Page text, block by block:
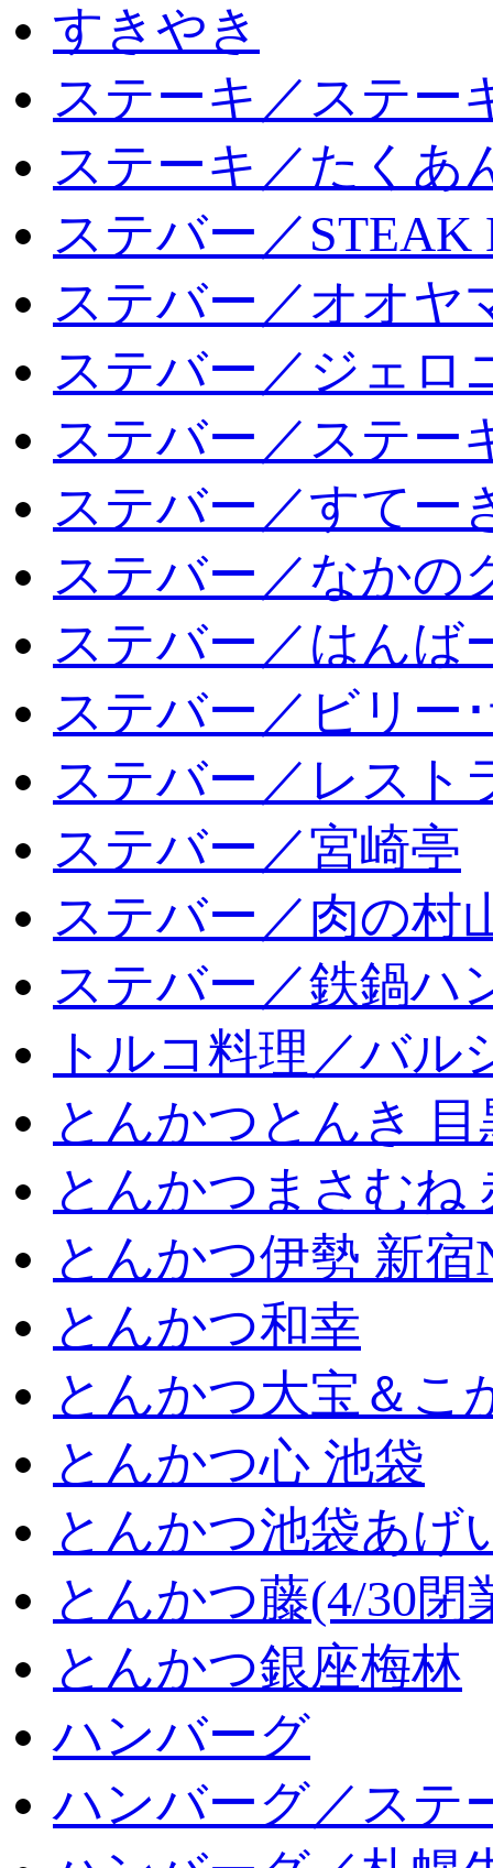
すきやき
ステーキ／ステー
ステーキ／たくあ
ステバー／STEAK
ステバー／オオヤ
ステバー／ジェロ
ステバー／ステー
ステバー／すてー
ステバー／なかの
ステバー／はんば
ステバー／ビリー
ステバー／レスト
ステバー／宮崎亭
ステバー／肉の村
ステバー／鉄鍋ハ
トルコ料理／バル
とんかつとんき
とんかつまさむね
とんかつ伊勢 新宿
とんかつ和幸
とんかつ大宝＆こ
とんかつ心 池袋
とんかつ池袋あげ
とんかつ藤(4/30閉
とんかつ銀座梅林
ハンバーグ
ハンバーグ／ステ